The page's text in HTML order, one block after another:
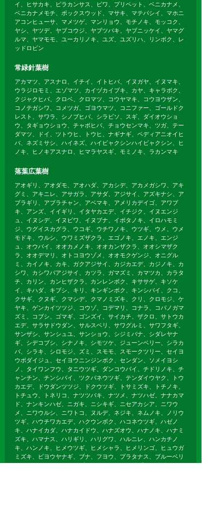
イ、ヒサカキ、ピラカンサス、ビワ、プリペット、ベニカナメ、
ベニカナメモチ、ボックスウッド、マサキ、マテバシイ、マホニ
アコンヒューサ、マメツゲ、マンリョウ、モチノキ、モッコク、
ヤシ、ヤツデ、ヤブコウジ、ヤブツバキ、ヤブニッケイ、ヤマグ
ルマ、ヤマモモ、ユーカリノキ、ユズ、ユズリハ、リンボク、レ
ッドロビン
常緑針葉樹
アカマツ、アスナロ、イチイ、イトヒバ、イヌガヤ、イヌマキ、
ウラジロモミ、エゾマツ、カイヅカイブキ、カヤ、キャラボク、
クジャクヒバ、クロベ、クロマツ、コウヤマキ、コウヨウザン、
コノテガシワ、コメツガ、ゴヨウマツ、コニファー、ゴールドク
レスト、サワラ、シノブヒバ、シラビソ、スギ、ダイオウショ
ウ、タギョウショウ、チャボヒバ、チョウセンマキ、ツガ、テー
ダマツ、ドイ、ツトウヒ、トウヒ、ナギナギ、ペディアニオイヒ
バ、ネズミサシ、ハイネズ、ハイビャクシンハイビャクシン、ヒ
ノキ、ヒノキアスナロ、ヒマラヤスギ、モミノキ、ラカンマキ
落葉広葉樹
アオギリ、アオダモ、アオハダ、アカシデ、アカメガシワ、アキ
グミ、アキニレ、アサガラ、アサダ、アジサイ、アズキナシ、ア
ブラギリ、アブラチャン、アベマキ、アメリカデイゴ、アワブ
キ、アンズ、イイギリ、イタヤカエデ、イチジク、イヌエンジ
ュ、イヌシデ、イヌビワ、イヌブナ、イボタノキ、イロハモミ
ジ、ウグイスカグラ、ウコギ、ウチワノキ、ウツギ、ウメ、ウメ
モドキ、ウルシ、ウワミズザクラ、エゴノキ、エノキ、エンジ
ュ、オウバイ、オオカメノキ、オオカンザクラ、オオシマザク
ラ、オオデマリ、オトコヨウゾメ、オオモクゲンジ、オニグル
ミ、カイノキ、カキ、ガクアジサイ、カジカエデ、カジノキ、カ
シワ、カシワバアジサイ、カツラ、ガマズミ、カマツカ、カラタ
チ、カリン、カンヒザクラ、カンレンボク、キササゲ、キソケ
イ、キハダ、キブシ、キリ、キンギンボク、キンシバイ、クコ、
クサギ、クヌギ、クマシデ、クマノミズキ、クリ、クロモジ、ケ
ヤキ、ゲンカイツツジ、コウゾ、コデマリ、コナラ、コバノガマ
ズミ、コブシ、ゴマギ、ゴンズイ、サイカチ、ザクロ、サトウカ
エデ、サラサドウダン、サルスベリ、サワグルミ、サワフタギ、
サンザシ、サンシュユ、サンショウ、シジミバナ、シダレヤナ
ギ、シデコブシ、シナノキ、シモツケ、ジューンベリー、シラカ
バ、シラキ、シロモジ、ズミ、スモモ、スモークツリー、セイヨ
ウボダイジュ、セイヨウニンジンボク、センダン、ソメイヨシ
ノ、タイワンフウ、タニウツギ、ダンコウバイ、チドリノキ、チ
ャンチン、チンシバイ、ツクバネウツギ、テンダイウヤク、トウ
カエデ、ドウダンツツジ、ドクウツギ、トサミズキ、トチノキ、
トチュウ、トネリコ、ナツツバキ、ナツメ、ナツハゼ、ナナカマ
ド、ナンキンハゼ、ニガキ、ニシキギ、ニセアカシア、ニワウ
メ、ニワウルシ、ニワトコ、ヌルデ、ネジキ、ネムノキ、ノリウ
ツギ、ハウチワカエデ、ハクウンボク、ハコネウツギ、ハゼノ
キ、ハナイカダ、ハナカイドウ、ハナズオウ、ハナノキ、ハナミ
ズキ、ハマナス、ハリギリ、ハリグワ、ハルニレ、ハンカチノ
キ、ハンノキ、ヒメウツギ、ヒメシャラ、ヒメリンゴ、ヒュウガ
ミズキ、ビヨウヤナギ、ブナ、フヨウ、プラタナス、ブルーベリ
ー、ボケ、ホオノキ、ボダイジュ、ボタン、ポプラ、ポポー、マ